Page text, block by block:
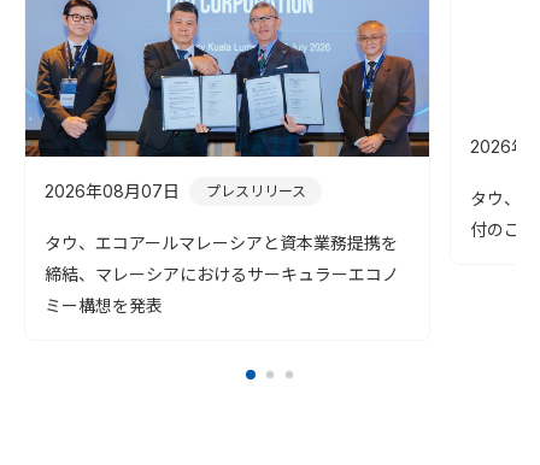
2026年08月07日 プレスリリース
タウ、エコアールマレーシアと資本業務提携を
締結、マレーシアにおけるサーキュラーエコノ
ミー構想を発表
2026年
タウ、
付のご